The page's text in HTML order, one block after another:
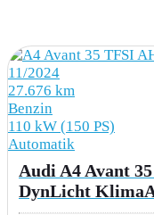
IT3 Audi
IU1
QV3 Digitaler
INTERIEUR
11/2024
27.676 km
Benzin
110 kW (150 PS)
Automatik
Audi A4 Avant
DynLicht